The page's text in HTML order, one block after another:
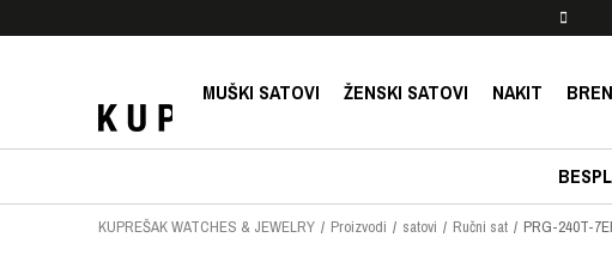
MUŠKI SATOVI ŽENSKI SATOVI NAKIT
KUPREŠAK WATCHES & JEWELRY Proizvodi satovi Ručni sat PRG-240T-